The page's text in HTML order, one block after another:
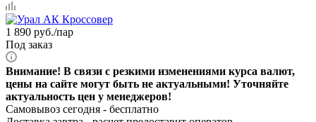
1 890 руб./пар
Под заказ
Внимание! В связи с резкими изменениями курса валют,
цены на сайте могут быть не актуальными! Уточняйте
актуальность цен у менеджеров!
Самовывоз сегодня - бесплатно